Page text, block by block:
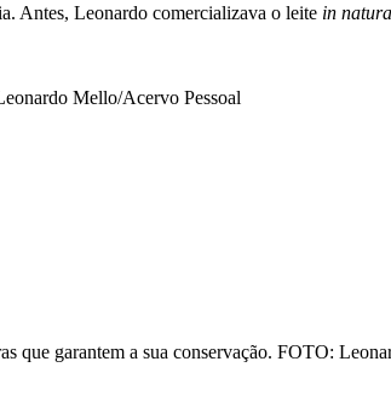
Antes, Leonardo comercializava o leite in natura
Mello/Acervo Pessoal
que garantem a sua conservação. FOTO: